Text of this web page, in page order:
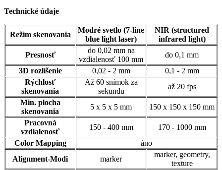
Technické údaje
Režim skenovania
Modré svetlo (7-line
blue light laser)
NIR (structured
infrared light)
Presnosť
do 0,02 mm na
vzdialenosť 100 mm
do 0,1 mm
3D rozlíšenie
0,02 - 2 mm
0,1 - 2 mm
Rýchlosť
skenovania
Až 60 snímok za
sekundu
až 20 fps
Min. plocha
skenovania
5 x 5 x 5 mm
150 x 150 x 150 mm
Pracovná
vzdialenosť
150 - 400 mm
170 - 1000 mm
Color Mapping
áno
Alignment-Modi
marker
marker, geometry,
texture